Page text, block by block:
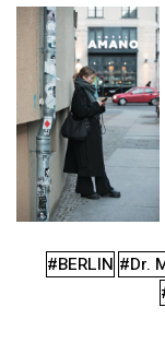
#BERLIN #Dr.